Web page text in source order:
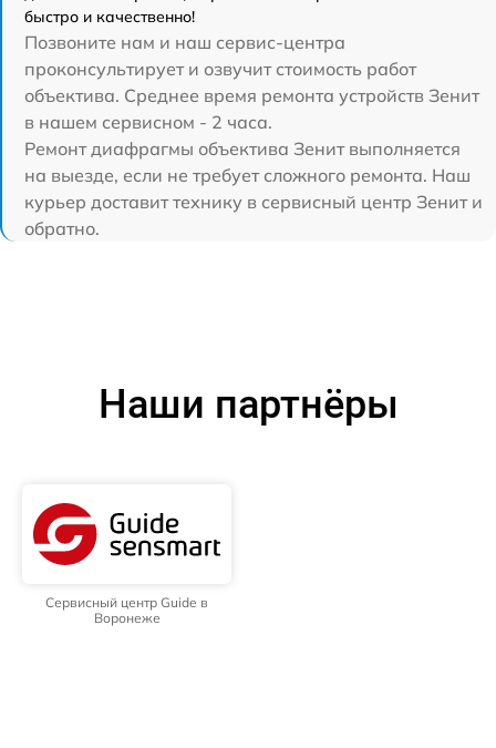
быстро и качественно!
Позвоните нам и наш сервис-центра
проконсультирует и озвучит стоимость работ
объектива. Среднее время ремонта устройств Зенит
в нашем сервисном - 2 часа.
Ремонт диафрагмы объектива Зенит выполняется
на выезде, если не требует сложного ремонта. Наш
курьер доставит технику в сервисный центр Зенит и
обратно.
Наши партнёры
Сервисный центр Guide в
Воронеже